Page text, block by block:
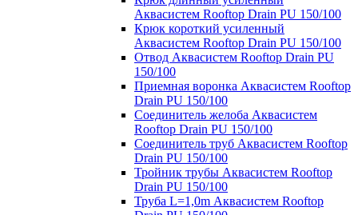
Аквасистем Rooftop Drain PU 150/100
Крюк короткий усиленный
Аквасистем Rooftop Drain PU 150/100
Отвод Аквасистем Rooftop Drain PU
150/100
Приемная воронка Аквасистем Rooftop
Drain PU 150/100
Соединитель желоба Аквасистем
Rooftop Drain PU 150/100
Соединитель труб Аквасистем Rooftop
Drain PU 150/100
Тройник трубы Аквасистем Rooftop
Drain PU 150/100
Труба L=1,0m Аквасистем Rooftop